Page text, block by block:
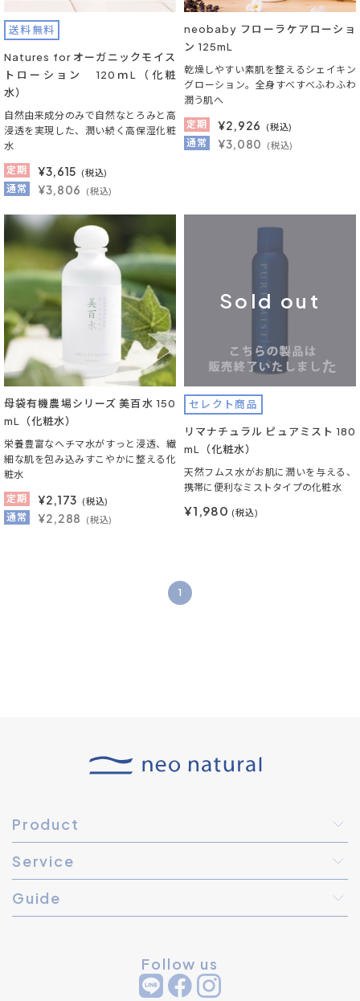
送料無料
Natures for オーガニックモイス
トローション 120ｍL（化粧
水）
自然由来成分のみで自然なとろみと高
浸透を実現した、潤い続く高保湿化粧
水
定期
¥3,615 (税込)
通常 ¥3,806 (税込)
neobaby フローラケアローショ
ン 125mL
乾燥しやすい素肌を整えるシェイキン
グローション。全身すべすべふわふわ
潤う肌へ
定期
¥2,926 (税込)
通常 ¥3,080 (税込)
母袋有機農場シリーズ 美百水 150
mL（化粧水）
栄養豊富なヘチマ水がすっと浸透、繊
細な肌を包み込みすこやかに整える化
粧水
定期
¥2,173 (税込)
通常 ¥2,288 (税込)
Sold out
セレクト商品
リマナチュラル ピュアミスト 180
mL（化粧水）
天然フムス水がお肌に潤いを与える、
携帯に便利なミストタイプの化粧水
¥1,980 (税込)
1
Product
Service
Guide
Follow us